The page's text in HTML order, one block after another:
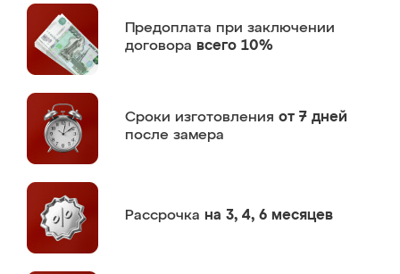
Предоплата при заключении
договора всего 10%
Сроки изготовления от 7 дней
после замера
Рассрочка на 3, 4, 6 месяцев